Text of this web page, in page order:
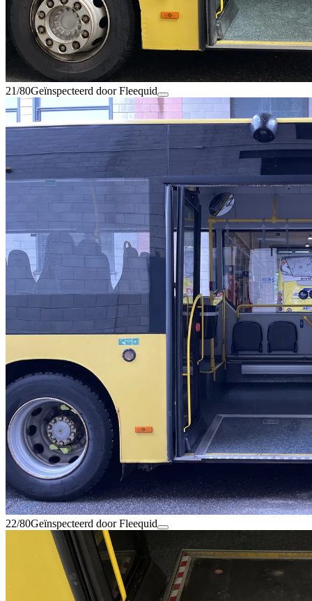
21/80Geïnspecteerd door Fleequid
22/80Geïnspecteerd door Fleequid